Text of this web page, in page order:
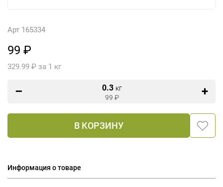
Арт 165334
99 ₽
329.99 ₽ за 1 кг
0.3 кг
99 ₽
В КОРЗИНУ
Информация о товаре